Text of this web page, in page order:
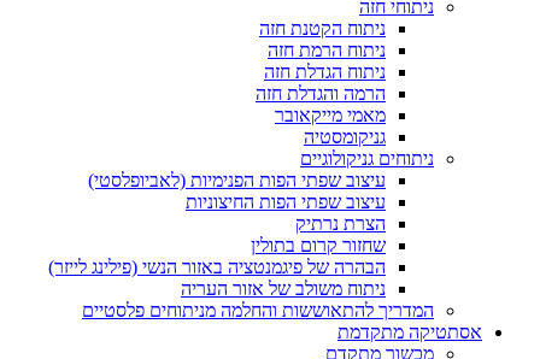
ניתוח הקטנת חזה
ניתוח הרמת חזה
ניתוח הגדלת חזה
הרמה והגדלת חזה
מאמי מייקאובר
ניתוחים גניקולוגיים
עיצוב שפתי הפות הפנימיות (לאביופלסטי)
עיצוב שפתי הפות החיצוניות
הצרת נרתיק
שחזור קרום בתולין
הבהרה של פיגמנטציה באזור הנשי (פילינג לייזר)
ניתוח משולב של אזור העריה
המדריך להתאוששות והחלמה מניתוחים פלסטיים
מתקדמת
מכשור מתקדם